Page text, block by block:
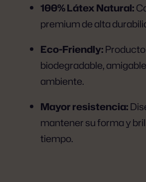
100% Látex Natural:
premium de alta
Eco-Friendly:Producto
biodegradable,
ambiente.
Mayor resistencia:
mantener su forma y
tiempo.